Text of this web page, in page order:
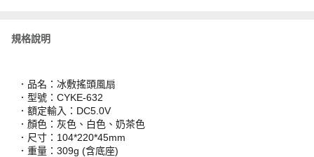
規格說明
．品名：冰敷搖頭風扇
．型號：CYKE-632
．額定輸入：DC5.0V
．顏色：灰色、白色、奶茶色
．尺寸：104*220*45mm
．重量：309g (含底座)